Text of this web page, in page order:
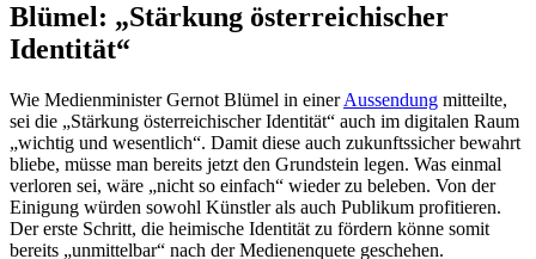
Blümel: „Stärkung österreichischer
Identität“
Wie Medienminister Gernot Blümel in einerAussendung mitteilte,
sei die „Stärkung österreichischer Identität“ auch im digitalen Raum
„wichtig und wesentlich“. Damit diese auch zukunftssicher bewahrt
bliebe, müsse man bereits jetzt den Grundstein legen. Was einmal
verloren sei, wäre „nicht so einfach“ wieder zu beleben. Von der
Einigung würden sowohl Künstler als auch Publikum profitieren.
Der erste Schritt, die heimische Identität zu fördern könne somit
bereits „unmittelbar“ nach der Medienenquete geschehen.